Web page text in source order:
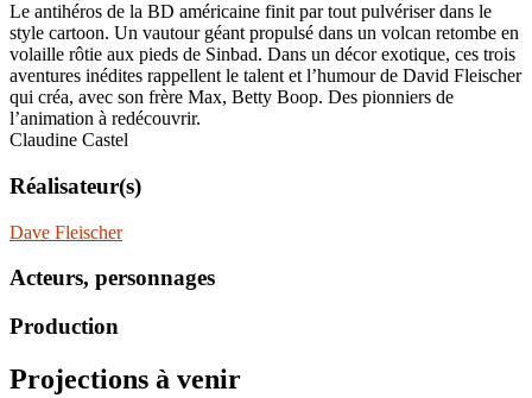
Le antihéros de la BD américaine finit par tout pulvériser dans le
style cartoon. Un vautour géant propulsé dans un volcan retombe en
volaille rôtie aux pieds de Sinbad. Dans un décor exotique, ces trois
aventures inédites rappellent le talent et l’humour de David Fleischer
qui créa, avec son frère Max, Betty Boop. Des pionniers de
l’animation à redécouvrir.
Claudine Castel
Réalisateur(s)
Dave Fleischer
Acteurs, personnages
Production
Projections à venir